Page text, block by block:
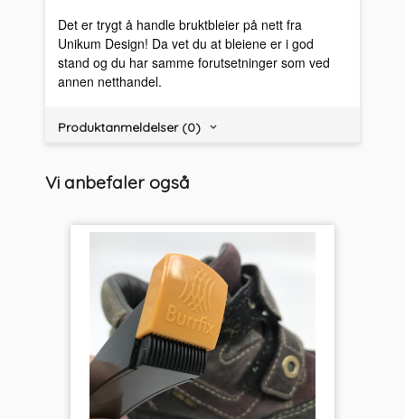
Det er trygt å handle bruktbleier på nett fra
Unikum Design! Da vet du at bleiene er i god
stand og du har samme forutsetninger som ved
annen netthandel.
Produktanmeldelser (0)
Vi anbefaler også